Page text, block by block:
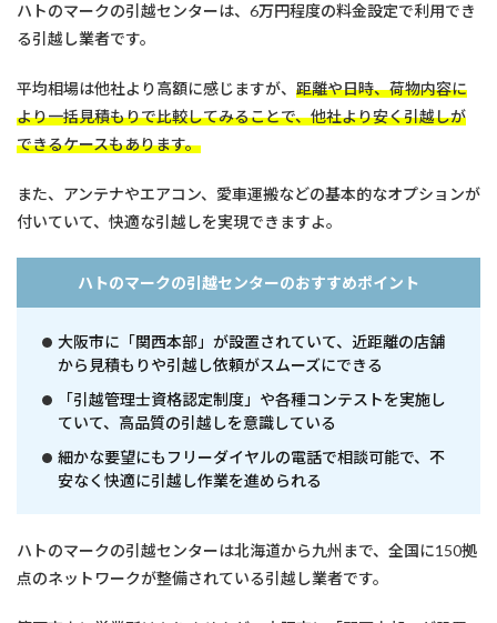
ハトのマークの引越センターは、6万円程度の料金設定で利用でき
る引越し業者です。
平均相場は他社より高額に感じますが、 距離や日時、荷物内容に
より一括見積もりで比較してみることで、他社より安く引越しが
できるケースもあります。
また、アンテナやエアコン、愛車運搬などの基本的なオプションが
付いていて、快適な引越しを実現できますよ。
ハトのマークの引越センターのおすすめポイント
大阪市に「関西本部」が設置されていて、近距離の店舗
から見積もりや引越し依頼がスムーズにできる
「引越管理士資格認定制度」や各種コンテストを実施し
ていて、高品質の引越しを意識している
細かな要望にもフリーダイヤルの電話で相談可能で、不
安なく快適に引越し作業を進められる
ハトのマークの引越センターは北海道から九州まで、全国に150拠
点のネットワークが整備されている引越し業者です。